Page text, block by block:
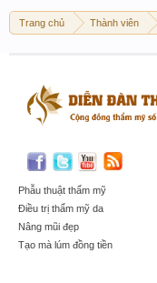
Trang chủ Thành viên
Phẫu thuật thẩm mỹ
Điều trị thẩm mỹ da
Nâng mũi đẹp
Tạo mà lúm đồng tiền